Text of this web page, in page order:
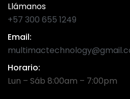
Llámanos
+57 300 655 1249
Email:
Horario:
Lun – Sáb 8:00am – 7:00pm